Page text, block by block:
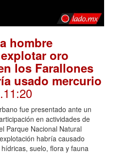
hombre
oro
los Farallones
usado mercurio
.11:20
fue presentado ante un
en actividades de
Parque Nacional Natural
habría causado
suelo, flora y fauna